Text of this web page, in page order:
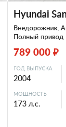
Hyundai
Внедорожник,
Полный привод
789 000 ₽
ГОД ВЫПУСКА
2004
МОЩНОСТЬ
173 л.с.